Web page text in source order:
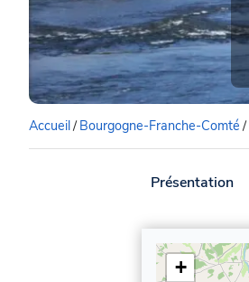
Accueil/ Bourgogne-Franche-Comté/
Présentation
+